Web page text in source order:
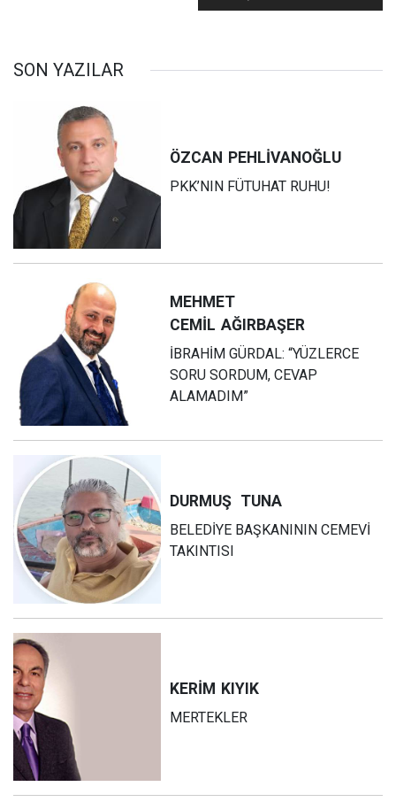
GAZETELERE DEMEÇ
SON YAZILAR
ÖZCAN PEHLİVANOĞLU
PKK’NIN FÜTUHAT RUHU!
MEHMET
CEMİL AĞIRBAŞER
İBRAHİM GÜRDAL: “YÜZLERCE
SORU SORDUM, CEVAP
ALAMADIM”
DURMUŞ TUNA
BELEDİYE BAŞKANININ CEMEVİ
TAKINTISI
KERİM KIYIK
MERTEKLER